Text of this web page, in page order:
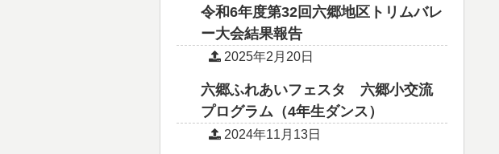
令和6年度第32回六郷地区トリムバレ
ー大会結果報告
2025年2月20日
六郷ふれあいフェスタ 六郷小交流
プログラム（4年生ダンス）
2024年11月13日